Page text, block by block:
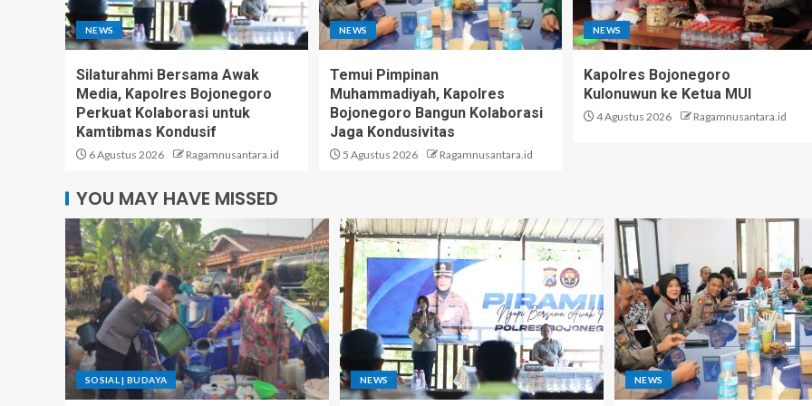
NEWS
Silaturahmi Bersama Awak
Media, Kapolres Bojonegoro
Perkuat Kolaborasi untuk
Kamtibmas Kondusif
6 Agustus 2026 Ragamnusantara.id
NEWS
Temui Pimpinan
Muhammadiyah, Kapolres
Bojonegoro Bangun Kolaborasi
Jaga Kondusivitas
5 Agustus 2026 Ragamnusantara.id
NEWS
Kapolres Bojonegoro
Kulonuwun ke Ketua MUI
4 Agustus 2026 Ragamnusantara.id
YOU MAY HAVE MISSED
SOSIAL | BUDAYA NEWS NEWS